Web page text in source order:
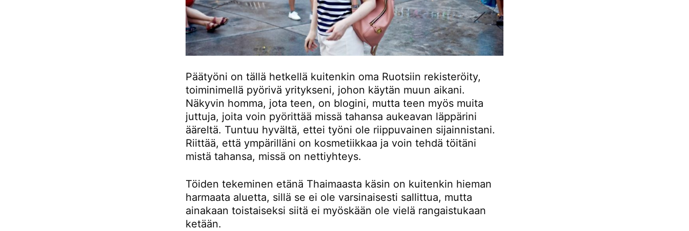
Päätyöni on tällä hetkellä kuitenkin oma Ruotsiin rekisteröity,
toiminimellä pyörivä yritykseni, johon käytän muun aikani.
Näkyvin homma, jota teen, on blogini, mutta teen myös muita
juttuja, joita voin pyörittää missä tahansa aukeavan läppärini
ääreltä. Tuntuu hyvältä, ettei työni ole riippuvainen sijainnistani.
Riittää, että ympärilläni on kosmetiikkaa ja voin tehdä töitäni
mistä tahansa, missä on nettiyhteys.
Töiden tekeminen etänä Thaimaasta käsin on kuitenkin hieman
harmaata aluetta, sillä se ei ole varsinaisesti sallittua, mutta
ainakaan toistaiseksi siitä ei myöskään ole vielä rangaistukaan
ketään.